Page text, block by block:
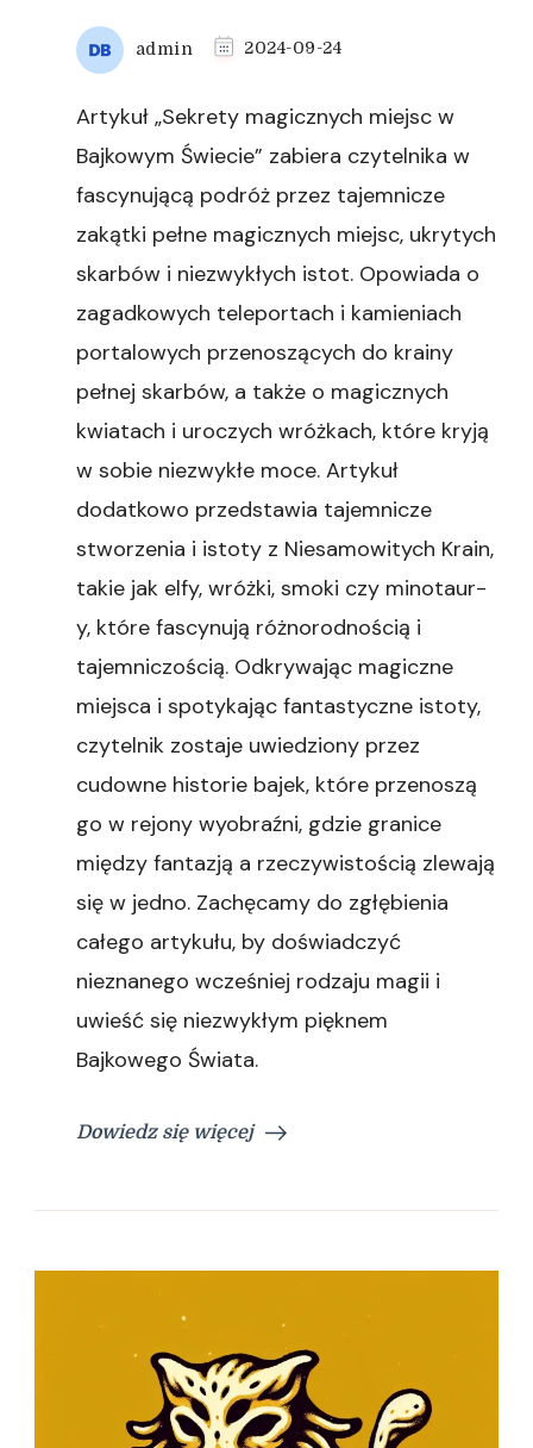
admin 2024-09-24
Artykuł „Sekrety magicznych miejsc w
Bajkowym Świecie” zabiera czytelnika w
fascynującą podróż przez tajemnicze
zakątki pełne magicznych miejsc, ukrytych
skarbów i niezwykłych istot. Opowiada o
zagadkowych teleportach i kamieniach
portalowych przenoszących do krainy
pełnej skarbów, a także o magicznych
kwiatach i uroczych wróżkach, które kryją
w sobie niezwykłe moce. Artykuł
dodatkowo przedstawia tajemnicze
stworzenia i istoty z Niesamowitych Krain,
takie jak elfy, wróżki, smoki czy minotaur-
y, które fascynują różnorodnością i
tajemniczością. Odkrywając magiczne
miejsca i spotykając fantastyczne istoty,
czytelnik zostaje uwiedziony przez
cudowne historie bajek, które przenoszą
go w rejony wyobraźni, gdzie granice
między fantazją a rzeczywistością zlewają
się w jedno. Zachęcamy do zgłębienia
całego artykułu, by doświadczyć
nieznanego wcześniej rodzaju magii i
uwieść się niezwykłym pięknem
Bajkowego Świata.
Dowiedz się więcej